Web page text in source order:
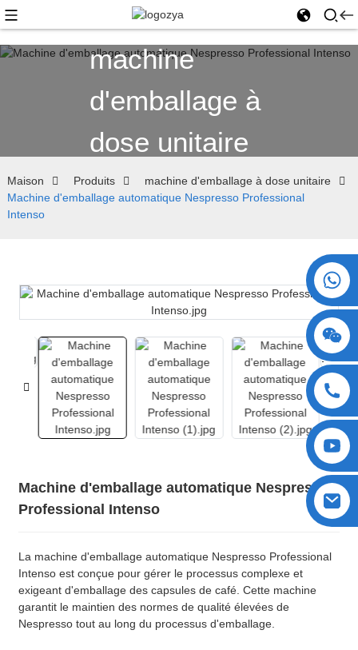
machine
d'emballage à
dose unitaire
Maison Produits
machine d'emballage à dose unitaire
Machine d'emballage automatique Nespresso Professional
Intenso
Machine d'emballage automatique Nespresso
Professional Intenso
La machine d'emballage automatique Nespresso Professional
Intenso est conçue pour gérer le processus complexe et
exigeant d'emballage des capsules de café. Cette machine
garantit le maintien des normes de qualité élevées de
Nespresso tout au long du processus d'emballage.